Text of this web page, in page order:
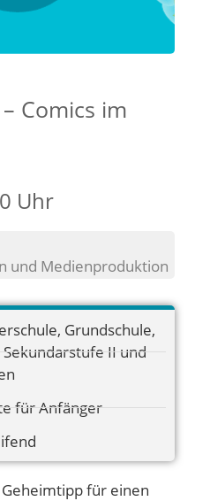
Comics im
Uhr
und Medienproduktion
, Grundschule,
Sekundarstufe II und
für Anfänger
Geheimtipp für einen